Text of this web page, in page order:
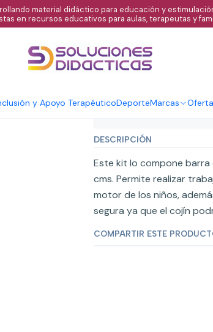
y Apoyo TerapéuticoDeporteMarcas
material didáctico para educación y
en recursos educativos para aulas, terapeutas y
|
Kit trapecio
DESCRIPCIÓN
Este kit lo compone barra
cms. Permite realizar
motor de los niños,
segura ya que el cojín
COMPARTIR ESTE